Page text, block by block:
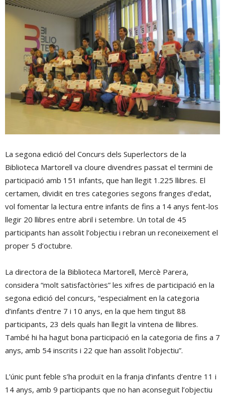
La segona edició del Concurs dels Superlectors de la
Biblioteca Martorell va cloure divendres passat el termini de
participació amb 151 infants, que han llegit 1.225 llibres. El
certamen, dividit en tres categories segons franges d’edat,
vol fomentar la lectura entre infants de fins a 14 anys fent-los
llegir 20 llibres entre abril i setembre. Un total de 45
participants han assolit l’objectiu i rebran un reconeixement el
proper 5 d’octubre.
La directora de la Biblioteca Martorell, Mercè Parera,
considera “molt satisfactòries” les xifres de participació en la
segona edició del concurs, “especialment en la categoria
d’infants d’entre 7 i 10 anys, en la que hem tingut 88
participants, 23 dels quals han llegit la vintena de llibres.
També hi ha hagut bona participació en la categoria de fins a 7
anys, amb 54 inscrits i 22 que han assolit l’objectiu”.
L’únic punt feble s’ha produït en la franja d’infants d’entre 11 i
14 anys, amb 9 participants que no han aconseguit l’objectiu